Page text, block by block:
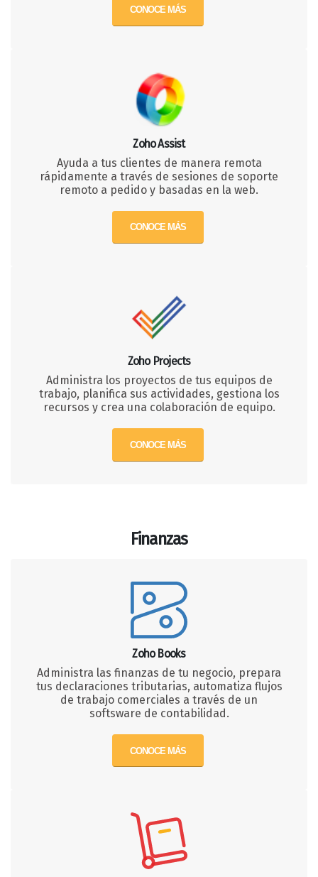
CONOCE MÁS
Zoho Assist
Ayuda a tus clientes de manera remota
rápidamente a través de sesiones de soporte
remoto a pedido y basadas en la web.
CONOCE MÁS
Zoho Projects
Administra los proyectos de tus equipos de
trabajo, planifica sus actividades, gestiona los
recursos y crea una colaboración de equipo.
CONOCE MÁS
Finanzas
Zoho Books
Administra las finanzas de tu negocio, prepara
tus declaraciones tributarias, automatiza flujos
de trabajo comerciales a través de un
softsware de contabilidad.
CONOCE MÁS